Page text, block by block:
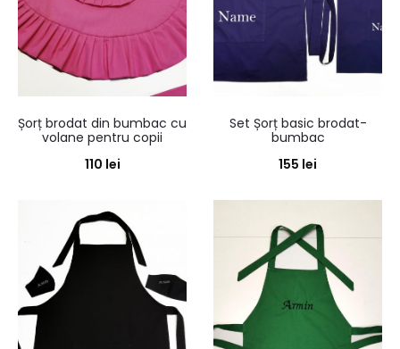
Șorț brodat din bumbac cu
volane pentru copii
110 lei
Set Șorț basic brodat-
bumbac
155 lei